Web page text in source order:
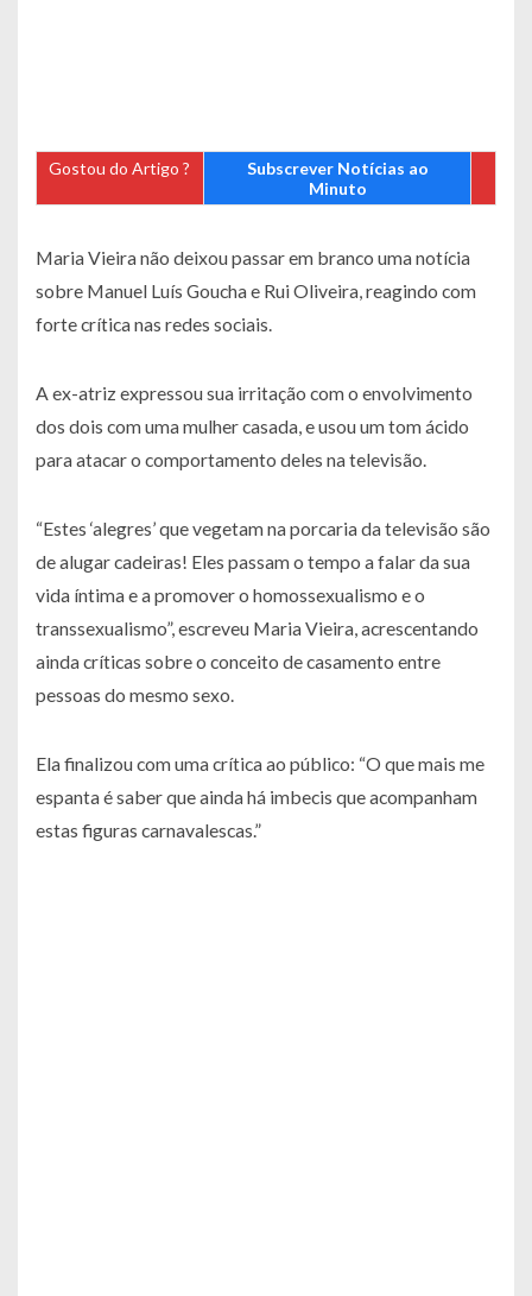
Gostou do Artigo ?
Subscrever Notícias ao
Minuto
Maria Vieira não deixou passar em branco uma notícia
sobre Manuel Luís Goucha e Rui Oliveira, reagindo com
forte crítica nas redes sociais.
A ex-atriz expressou sua irritação com o envolvimento
dos dois com uma mulher casada, e usou um tom ácido
para atacar o comportamento deles na televisão.
“Estes ‘alegres’ que vegetam na porcaria da televisão são
de alugar cadeiras! Eles passam o tempo a falar da sua
vida íntima e a promover o homossexualismo e o
transsexualismo”, escreveu Maria Vieira, acrescentando
ainda críticas sobre o conceito de casamento entre
pessoas do mesmo sexo.
Ela finalizou com uma crítica ao público: “O que mais me
espanta é saber que ainda há imbecis que acompanham
estas figuras carnavalescas.”